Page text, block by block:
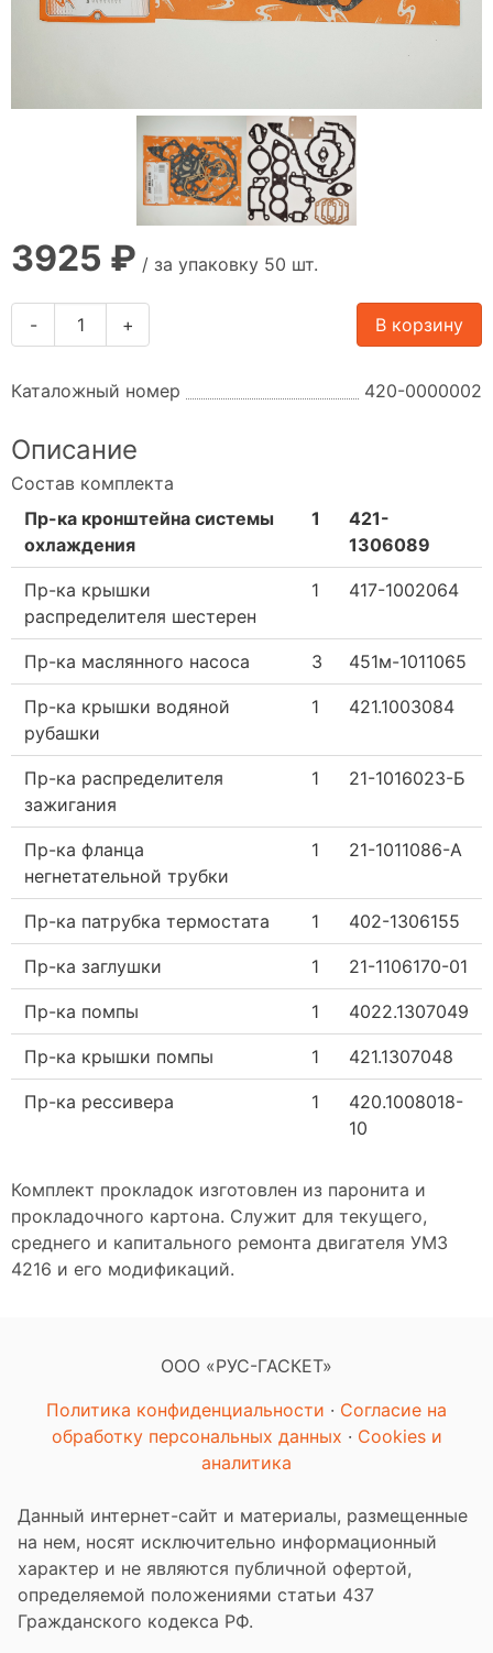
3925 ₽ / за упаковку 50 шт.
- + В корзину
Каталожный номер 420-0000002
Описание
Состав комплекта
Пр-ка кронштейна системы
охлаждения
1
421-
1306089
Пр-ка крышки
распределителя шестерен
1 417-1002064
Пр-ка маслянного насоса 3 451м-1011065
Пр-ка крышки водяной
рубашки
1 421.1003084
Пр-ка распределителя
зажигания
1 21-1016023-Б
Пр-ка фланца
негнетательной трубки
1 21-1011086-А
Пр-ка патрубка термостата 1 402-1306155
Пр-ка заглушки 1 21-1106170-01
Пр-ка помпы 1 4022.1307049
Пр-ка крышки помпы 1 421.1307048
Пр-ка рессивера 1
420.1008018-
10
Комплект прокладок изготовлен из паронита и
прокладочного картона. Служит для текущего,
среднего и капитального ремонта двигателя УМЗ
4216 и его модификаций.
ООО «РУС-ГАСКЕТ»
Политика конфиденциальности · Согласие на
обработку персональных данных · Cookies и
аналитика
Данный интернет-сайт и материалы, размещенные
на нем, носят исключительно информационный
характер и не являются публичной офертой,
определяемой положениями статьи 437
Гражданского кодекса РФ.